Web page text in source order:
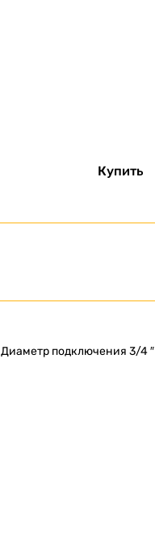
Купить
Диаметр подключения 3/4 ″